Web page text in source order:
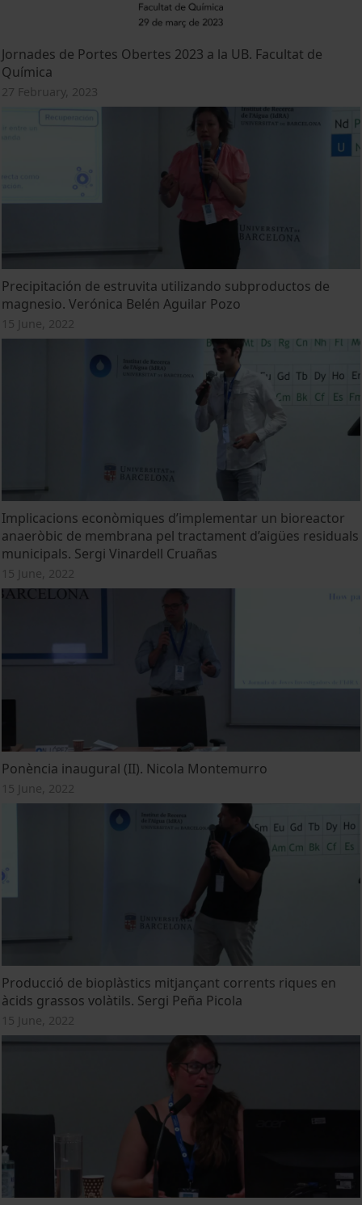
Jornades de Portes Obertes 2023 a la UB. Facultat de
Química
27 February, 2023
Precipitación de estruvita utilizando subproductos de
magnesio. Verónica Belén Aguilar Pozo
15 June, 2022
Implicacions econòmiques d’implementar un bioreactor
anaeròbic de membrana pel tractament d’aigües residuals
municipals. Sergi Vinardell Cruañas
15 June, 2022
Ponència inaugural (II). Nicola Montemurro
15 June, 2022
Producció de bioplàstics mitjançant corrents riques en
àcids grassos volàtils. Sergi Peña Picola
15 June, 2022